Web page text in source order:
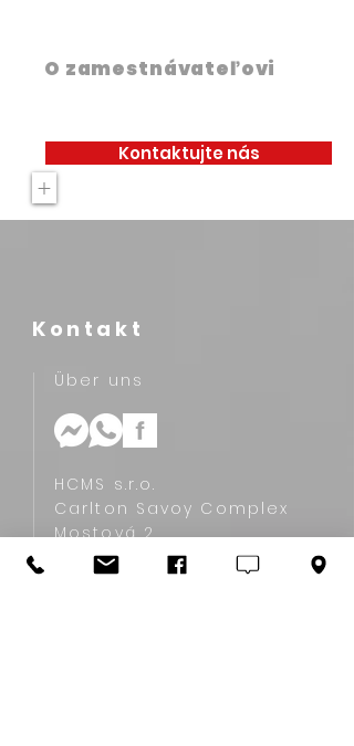
O zamestnávateľovi
Kontaktujte nás
+
Kontakt
Über uns
HCMS s.r.o.
Carlton Savoy Complex
Mostová 2
811 02 Bratislava, Slovakia